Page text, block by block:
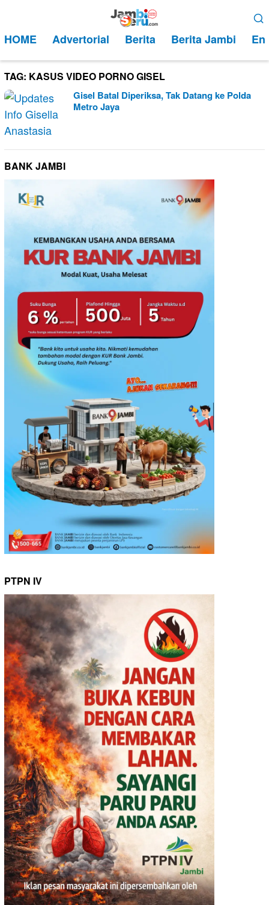
kontenMobile
HOME Advertorial Berita Berita Jambi
TAG: KASUS VIDEO PORNO GISEL
Gisel Batal Diperiksa, Tak Datang ke Polda
Metro Jaya
BANK JAMBI
PTPN IV